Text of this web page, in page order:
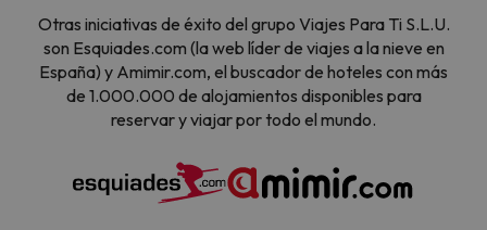
Otras iniciativas de éxito del grupo Viajes Para Ti S.L.U.
son Esquiades.com (la web líder de viajes a la nieve en
España) y Amimir.com, el buscador de hoteles con más
de 1.000.000 de alojamientos disponibles para
reservar y viajar por todo el mundo.